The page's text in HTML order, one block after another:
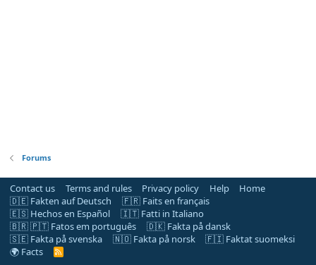
Forums
Contact us Terms and rules Privacy policy Help
Home
🇩🇪 Fakten auf Deutsch
🇫🇷 Faits en français
🇪🇸 Hechos en Español
🇮🇹 Fatti in Italiano
🇧🇷 🇵🇹 Fatos em português
🇩🇰 Fakta på dansk
🇸🇪 Fakta på svenska
🇳🇴 Fakta på norsk
🇫🇮 Faktat suomeksi
🌍 Facts
R